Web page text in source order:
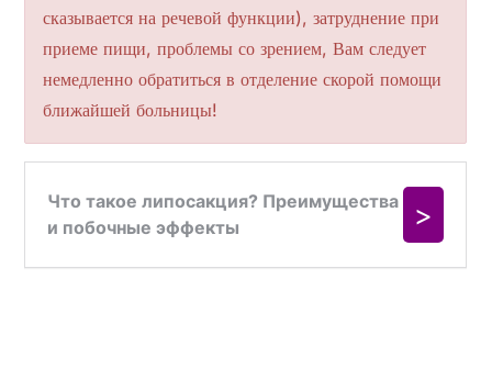
сказывается на речевой функции), затруднение при
приеме пищи, проблемы со зрением, Вам следует
немедленно обратиться в отделение скорой помощи
ближайшей больницы!